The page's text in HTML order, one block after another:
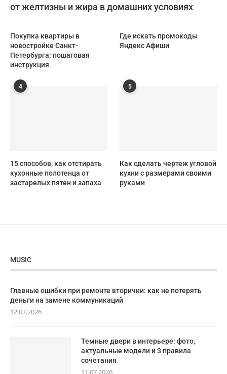
от желтизны и жира в домашних условиях
Покупка квартиры в
новостройке Санкт-
Петербурга: пошаговая
инструкция
Где искать промокоды
Яндекс Афиши
4
15 способов, как отстирать
кухонные полотенца от
застарелых пятен и запаха
5
Как сделать чертеж угловой
кухни с размерами своими
руками
MUSIC
Главные ошибки при ремонте вторички: как не потерять
деньги на замене коммуникаций
12.07.2026
Темные двери в интерьере: фото,
актуальные модели и 3 правила
сочетания
11.07.2026